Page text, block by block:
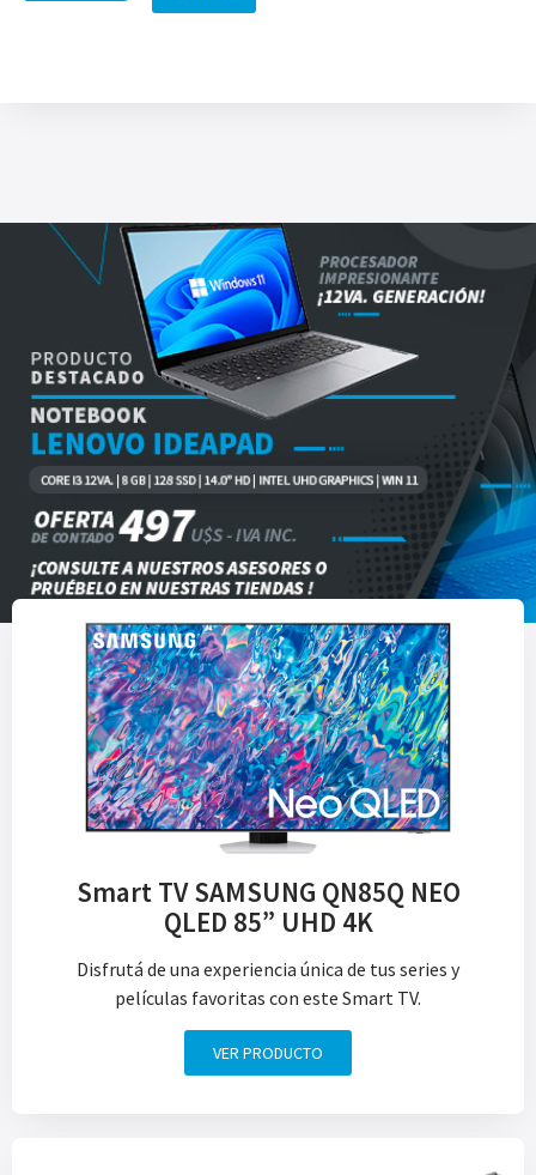
Smart TV SAMSUNG QN85Q NEO
QLED 85” UHD 4K
Disfrutá de una experiencia única de tus series y
películas favoritas con este Smart TV.
VER PRODUCTO